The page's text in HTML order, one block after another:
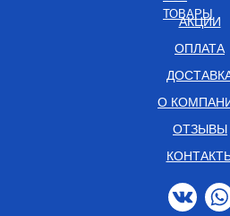
О
ОПЛАТА
АКЦИИ
ОТЗЫВЫ
ТОВАРЫ